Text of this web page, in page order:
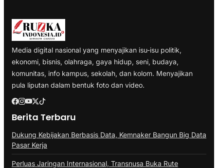
Media digital nasional yang menyajikan isu-isu politik,
ekonomi, bisnis, olahraga, gaya hidup, seni, budaya,
komunitas, info kampus, sekolah, dan kolom. Menyajikan
pula liputan dalam bentuk foto dan video.
Berita Terbaru
Dukung Kebijakan Berbasis Data, Kemnaker Bangun Big Data
Pasar Kerja
Perluas Jaringan Internasional, Transnusa Buka Rute